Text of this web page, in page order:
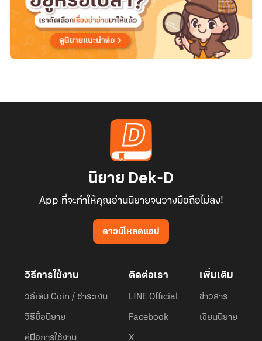
นิยาย Dek-D
App ที่จะทำให้คุณอ่านนิยายจนวางมือถือไม่ลง!
ดาวน์โหลดแอป
วิธีการใช้งาน
วิธีเติม Coin / ชำระเงิน
วิธีซื้อนิยาย
คู่มือการใช้งาน
ติดต่อเรา
LINE Official
Facebook
X
เพิ่มเติม
ข่าวสาร
เขียนนิยาย